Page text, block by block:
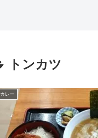
トンカツ
カレー